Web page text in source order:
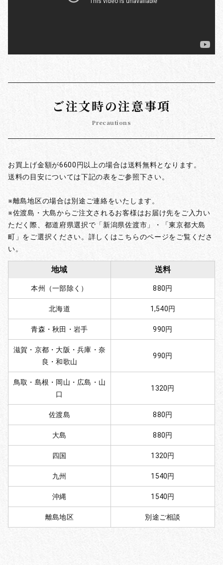
ご注文時の注意事項
Precautions
お買上げ金額が6600円以上の場合は送料無料となります。
送料の目安については下記の表をご参照下さい。
※離島地区の場合は別途ご連絡をいたします。
※佐渡島・大島からご注文されるお客様はお届け先をご入力い
ただく際、都道府県選択で「新潟県佐渡市」・「東京都大島
町」をご選択ください。詳しくはこちらのページをご覧くださ
い。
地域 送料
本州（一部除く） 880円
北海道 1,540円
青森・秋田・岩手 990円
滋賀・京都・大阪・兵庫・奈
良・和歌山
990円
鳥取・島根・岡山・広島・山
口
1320円
佐渡島 880円
大島 880円
四国 1320円
九州 1540円
沖縄 1540円
離島地区 別途ご相談